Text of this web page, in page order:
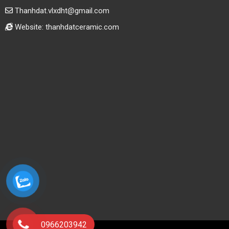
Thanhdat.vlxdht@gmail.com
Website: thanhdatceramic.com
0966203942